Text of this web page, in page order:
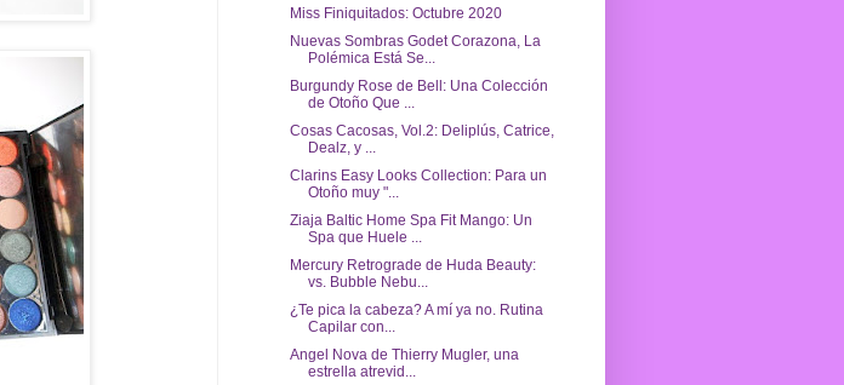
Miss Finiquitados: Octubre 2020
Nuevas Sombras Godet Corazona, La
Polémica Está Se...
Burgundy Rose de Bell: Una Colección
de Otoño Que ...
Cosas Cacosas, Vol.2: Deliplús, Catrice,
Dealz, y ...
Clarins Easy Looks Collection: Para un
Otoño muy "...
Ziaja Baltic Home Spa Fit Mango: Un
Spa que Huele ...
Mercury Retrograde de Huda Beauty:
vs. Bubble Nebu...
¿Te pica la cabeza? A mí ya no. Rutina
Capilar con...
Angel Nova de Thierry Mugler, una
estrella atrevid...